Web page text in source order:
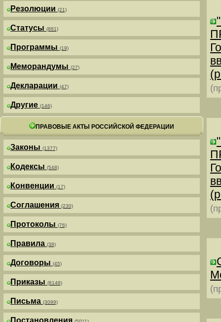
Резолюции (21)
Статусы (881)
Программы (19)
Меморандумы (27)
Декларации (47)
Другие (146)
ПРАВОВЫЕ АКТЫ РОССИЙСКОЙ ФЕДЕРАЦИИ
Законы (1377)
Кодексы (548)
Конвенции (17)
Соглашения (230)
Протоколы (76)
Правила (38)
Договоры (45)
Приказы (8148)
Письма (3099)
Постановления